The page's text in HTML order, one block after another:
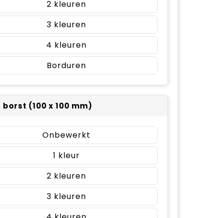
2
3
4
Borduren
borst (100 x 100 mm)
Onbewerkt
1
2
3